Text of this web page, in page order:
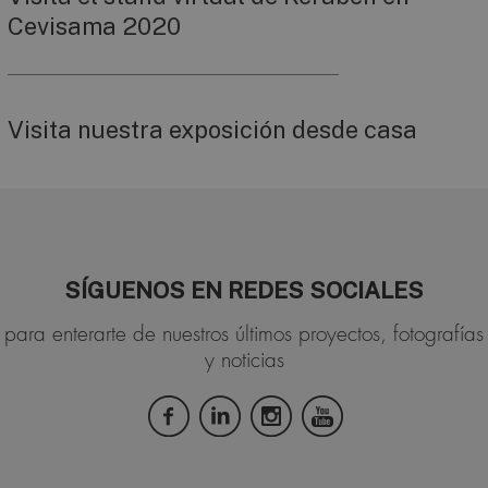
Cevisama 2020
Visita nuestra exposición desde casa
SÍGUENOS EN REDES SOCIALES
para enterarte de nuestros últimos proyectos, fotografías
y noticias